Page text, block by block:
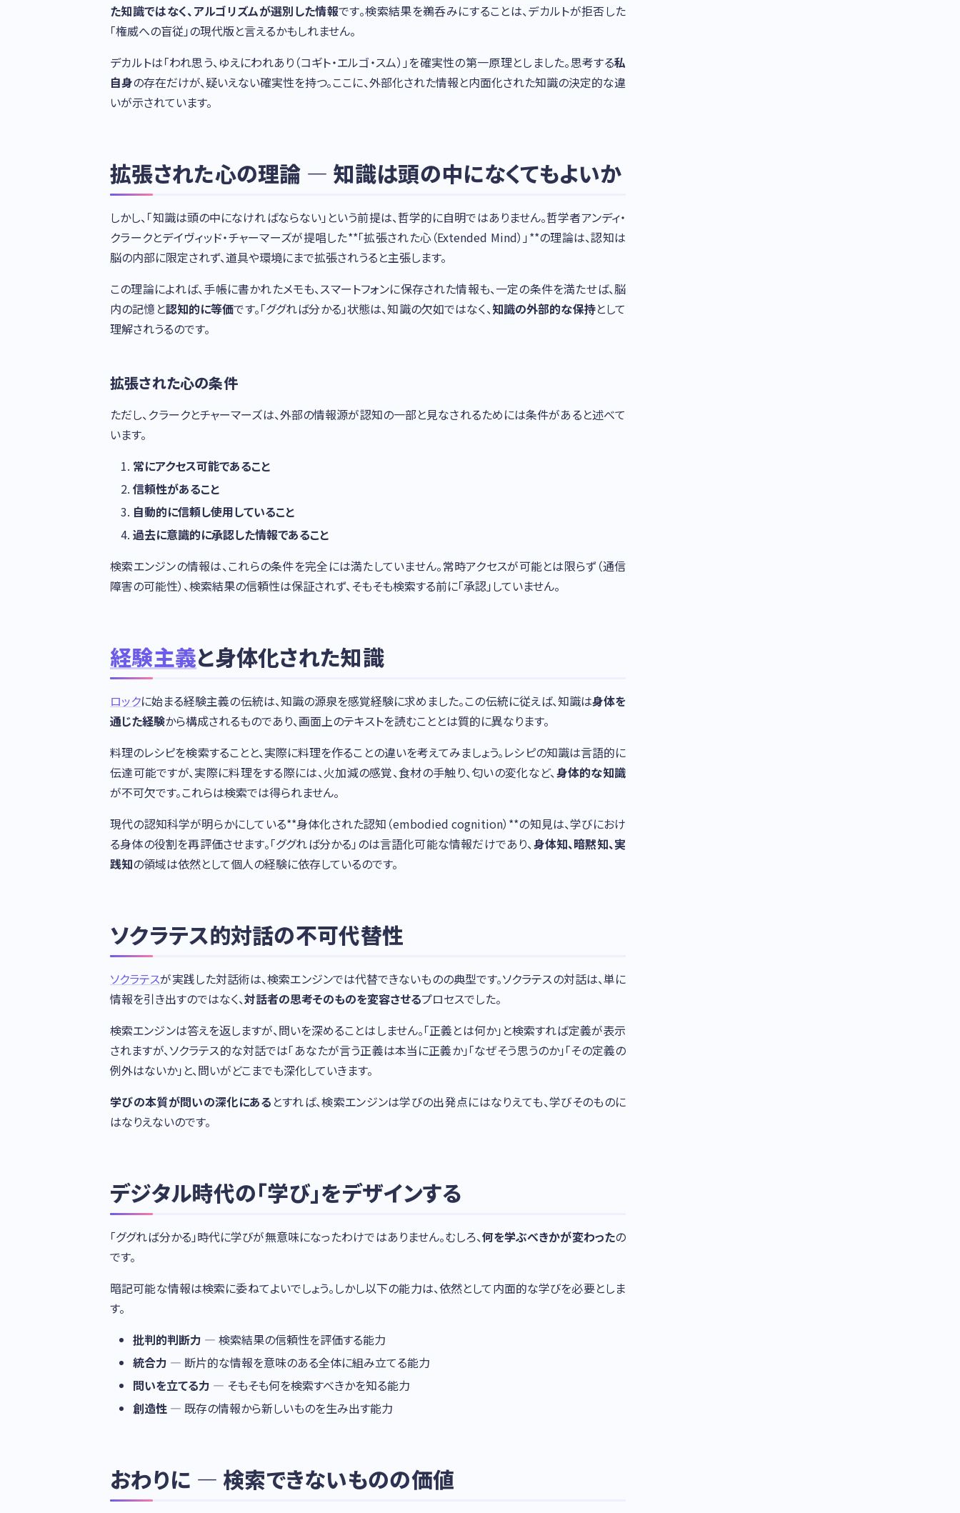
た知識ではなく、アルゴリズムが選別した情報です。検索結果を鵜呑みにすることは、デカルトが拒否した
「権威への盲従」の現代版と言えるかもしれません。
デカルトは「われ思う、ゆえにわれあり（コギト・エルゴ・スム）」を確実性の第一原理としました。思考する私
自身の存在だけが、疑いえない確実性を持つ。ここに、外部化された情報と内面化された知識の決定的な違
いが示されています。
拡張された心の理論 — 知識は頭の中になくてもよいか
しかし、「知識は頭の中になければならない」という前提は、哲学的に自明ではありません。哲学者アンディ・
クラークとデイヴィッド・チャーマーズが提唱した**「拡張された心（Extended Mind）」**の理論は、認知は
脳の内部に限定されず、道具や環境にまで拡張されうると主張します。
この理論によれば、手帳に書かれたメモも、スマートフォンに保存された情報も、一定の条件を満たせば、脳
内の記憶と認知的に等価です。「ググれば分かる」状態は、知識の欠如ではなく、知識の外部的な保持として
理解されうるのです。
拡張された心の条件
ただし、クラークとチャーマーズは、外部の情報源が認知の一部と見なされるためには条件があると述べて
います。
常にアクセス可能であること
信頼性があること
自動的に信頼し使用していること
過去に意識的に承認した情報であること
検索エンジンの情報は、これらの条件を完全には満たしていません。常時アクセスが可能とは限らず（通信
障害の可能性）、検索結果の信頼性は保証されず、そもそも検索する前に「承認」していません。
経験主義と身体化された知識
ロックに始まる経験主義の伝統は、知識の源泉を感覚経験に求めました。この伝統に従えば、知識は身体を
通じた経験から構成されるものであり、画面上のテキストを読むこととは質的に異なります。
料理のレシピを検索することと、実際に料理を作ることの違いを考えてみましょう。レシピの知識は言語的に
伝達可能ですが、実際に料理をする際には、火加減の感覚、食材の手触り、匂いの変化など、身体的な知識
が不可欠です。これらは検索では得られません。
現代の認知科学が明らかにしている**身体化された認知（embodied cognition）**の知見は、学びにおけ
る身体の役割を再評価させます。「ググれば分かる」のは言語化可能な情報だけであり、身体知、暗黙知、実
践知の領域は依然として個人の経験に依存しているのです。
ソクラテス的対話の不可代替性
ソクラテスが実践した対話術は、検索エンジンでは代替できないものの典型です。ソクラテスの対話は、単に
情報を引き出すのではなく、対話者の思考そのものを変容させるプロセスでした。
検索エンジンは答えを返しますが、問いを深めることはしません。「正義とは何か」と検索すれば定義が表示
されますが、ソクラテス的な対話では「あなたが言う正義は本当に正義か」「なぜそう思うのか」「その定義の
例外はないか」と、問いがどこまでも深化していきます。
学びの本質が問いの深化にある とすれば、検索エンジンは学びの出発点にはなりえても、学びそのものに
はなりえないのです。
デジタル時代の「学び」をデザインする
「ググれば分かる」時代に学びが無意味になったわけではありません。むしろ、何を学ぶべきかが変わったの
です。
暗記可能な情報は検索に委ねてよいでしょう。しかし以下の能力は、依然として内面的な学びを必要としま
す。
批判的判断力 — 検索結果の信頼性を評価する能力
統合力 — 断片的な情報を意味のある全体に組み立てる能力
問いを立てる力 — そもそも何を検索すべきかを知る能力
創造性 — 既存の情報から新しいものを生み出す能力
おわりに — 検索できないものの価値